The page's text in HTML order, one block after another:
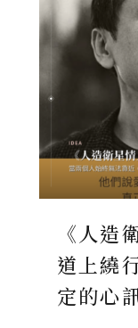
《人造
道上繞
定的心